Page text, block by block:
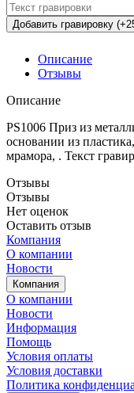
Добавить гравировку
Описание
Отзывы
Описание
PS1006 Приз из
основании из
мрамора, . Текст
Отзывы
Отзывы
Нет оценок
Оставить отзыв
Компания
О компании
Новости
Компания
О компании
Новости
Информация
Помощь
Условия оплаты
Условия доставки
Политика